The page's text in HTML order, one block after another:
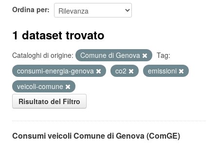
Ordina per
1 dataset trovato
Cataloghi di origine: Comune di Genova
Tag:
consumi-energia-genova
co2
emissioni
veicoli-comune
Risultato del Filtro
Consumi veicoli Comune di Genova (ComGE)